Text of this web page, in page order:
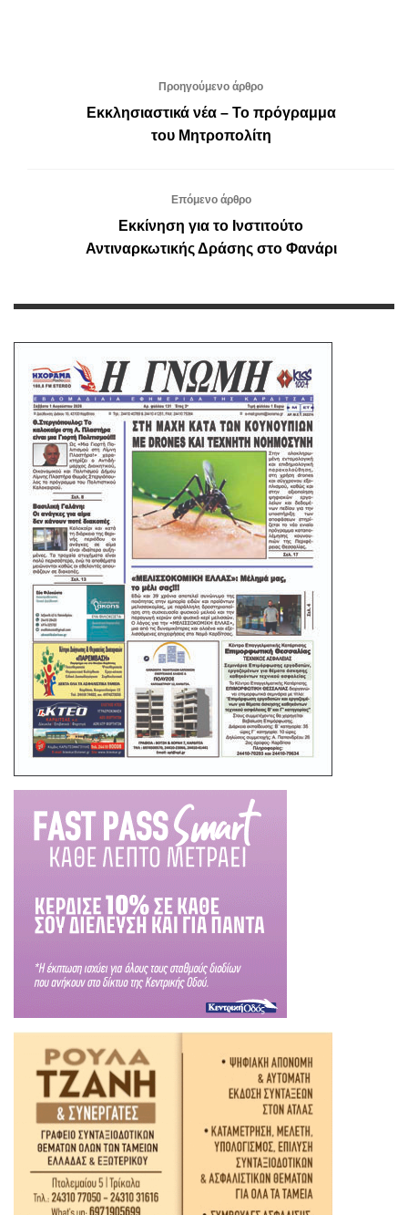
Προηγούμενο άρθρο
Εκκλησιαστικά νέα – Το πρόγραμμα
του Μητροπολίτη
Επόμενο άρθρο
Εκκίνηση για το Ινστιτούτο
Αντιναρκωτικής Δράσης στο Φανάρι